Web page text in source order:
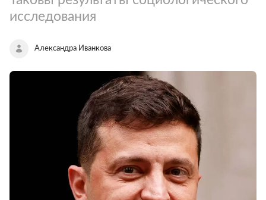
исследования
Александра Иванкова